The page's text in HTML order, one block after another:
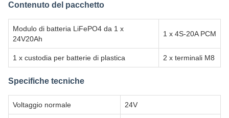
Contenuto del pacchetto
Modulo di batteria LiFePO4 da 1 x
24V20Ah
1 x 4S-20A PCM
1 x custodia per batterie di plastica 2 x terminali M8
Specifiche tecniche
Voltaggio normale 24V